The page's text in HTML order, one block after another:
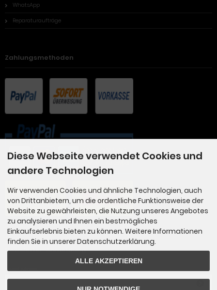
WhatsApp
Reparaturaufträge
Zahlungsmethoden
Newsletter-Anmeldung
E-Mail-Adresse:
Diese Webseite verwendet Cookies und
andere Technologien
Wir verwenden Cookies und ähnliche Technologien, auch
von Drittanbietern, um die ordentliche Funktionsweise der
Website zu gewährleisten, die Nutzung unseres Angebotes
zu analysieren und Ihnen ein bestmögliches
Einkaufserlebnis bieten zu können. Weitere Informationen
finden Sie in unserer Datenschutzerklärung.
ALLE AKZEPTIEREN